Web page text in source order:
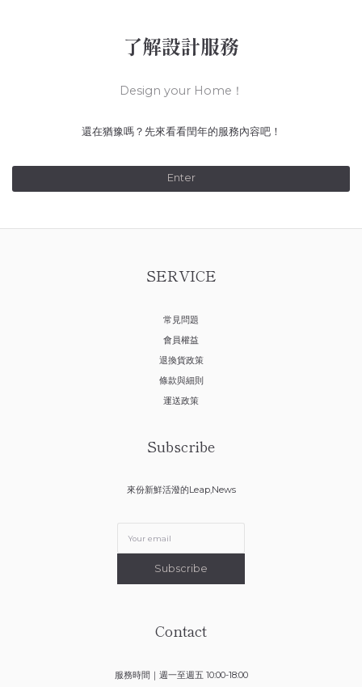
了解設計服務
Design your Home！
還在猶豫嗎？先來看看閏年的服務內容吧！
Enter
SERVICE
常見問題
會員權益
退換貨政策
條款與細則
運送政策
Subscribe
來份新鮮活潑的Leap,News
Subscribe
Contact
服務時間｜週一至週五 10:00-18:00